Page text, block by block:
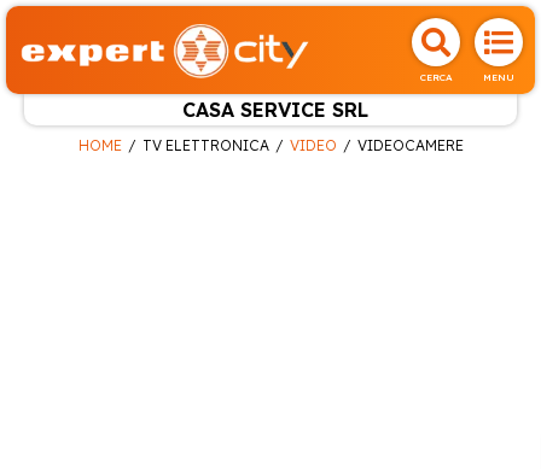
CERCA MENU
CASA SERVICE SRL
HOME TV ELETTRONICA VIDEO VIDEOCAMERE